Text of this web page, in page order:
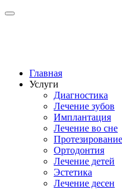
Главная
Услуги
Диагностика
Лечение зубов
Имплантация
Лечение во сне
Протезирование
Ортодонтия
Лечение детей
Эстетика
Лечение десен